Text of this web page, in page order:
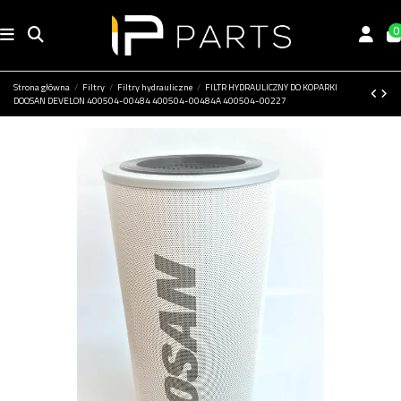
0
Strona główna Filtry Filtry hydrauliczne
FILTR HYDRAULICZNY DO KOPARKI
DOOSAN DEVELON 400504-00484 400504-00484A 400504-00227